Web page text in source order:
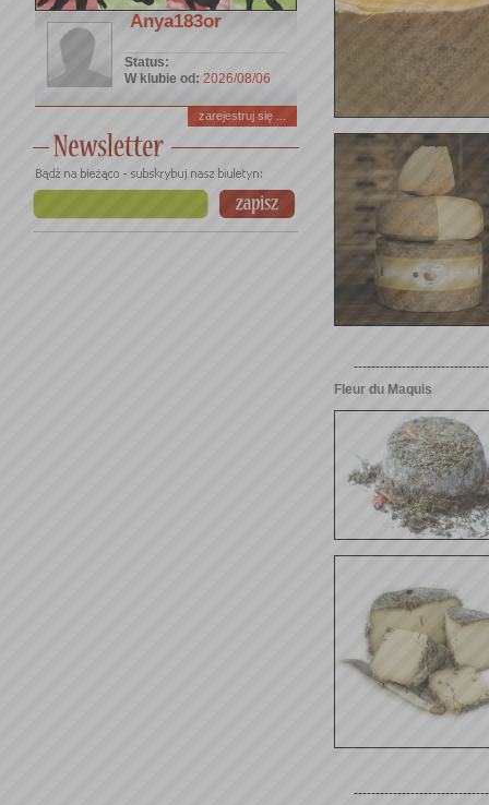
Anya183or
Status:
W klubie od: 2026/08/06
zarejestruj się ...
Fleur du Maquis